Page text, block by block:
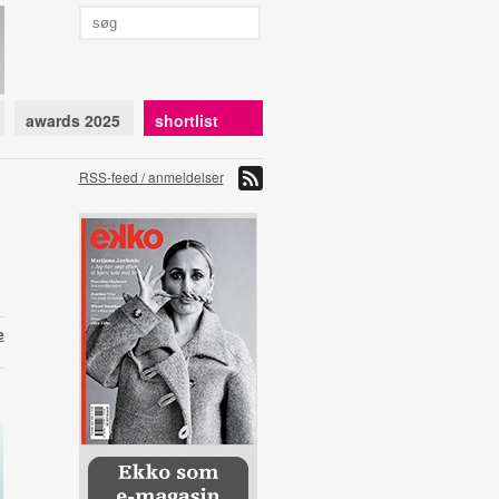
awards 2025 shortlist
RSS-feed / anmeldelser